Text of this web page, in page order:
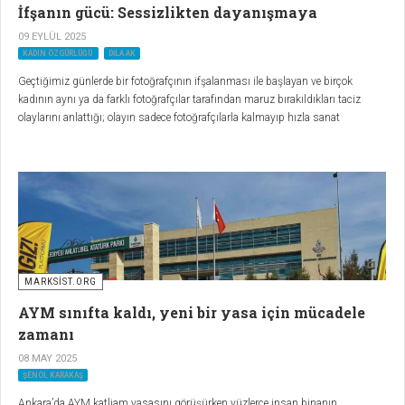
İfşanın gücü: Sessizlikten dayanışmaya
09 EYLÜL 2025
KADIN ÖZGÜRLÜĞÜ DILA AK
Geçtiğimiz günlerde bir fotoğrafçının ifşalanması ile başlayan ve birçok
kadının aynı ya da farklı fotoğrafçılar tarafından maruz bırakıldıkları taciz
olaylarını anlattığı; olayın sadece fotoğrafçılarla kalmayıp hızla sanat
MARKSİST.ORG
AYM sınıfta kaldı, yeni bir yasa için mücadele
zamanı
08 MAY 2025
ŞENOL KARAKAŞ